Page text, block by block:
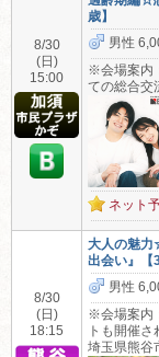
8/30
(日)
15:00
歳】
男性
※会場案内
ての総合交
ネット
8/30
(日)
18:15
大人の魅
出会い』【
男性
※会場案内
トも開催
埼玉県熊谷